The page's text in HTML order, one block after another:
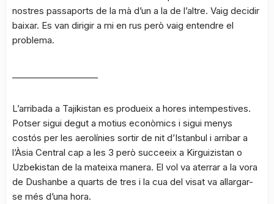
nostres passaports de la mà d’un a la de l’altre. Vaig decidir
baixar. Es van dirigir a mi en rus però vaig entendre el
problema.
L’arribada a Tajikistan es produeix a hores intempestives.
Potser sigui degut a motius econòmics i sigui menys
costós per les aerolínies sortir de nit d’Istanbul i arribar a
l’Àsia Central cap a les 3 però succeeix a Kirguizistan o
Uzbekistan de la mateixa manera. El vol va aterrar a la vora
de Dushanbe a quarts de tres i la cua del visat va allargar-
se més d’una hora.